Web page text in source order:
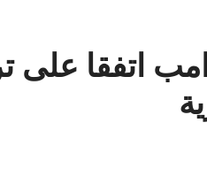
اتفقا على